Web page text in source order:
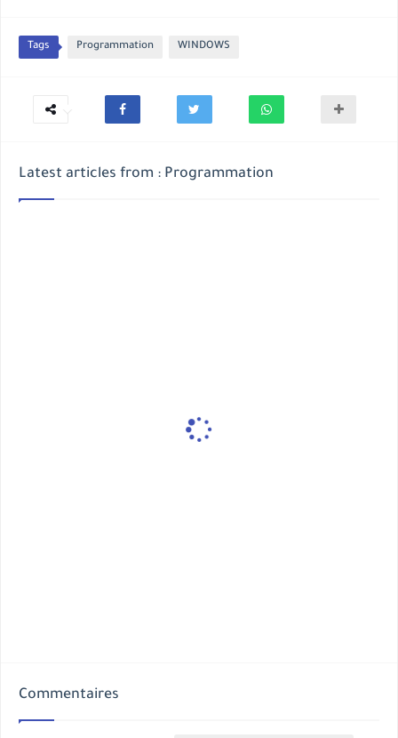
Tags Programmation WINDOWS
Latest articles from : Programmation
Commentaires